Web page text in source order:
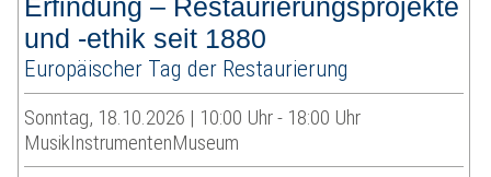
Erfindung – Restaurierungsprojekte
und -ethik seit 1880
Europäischer Tag der Restaurierung
Sonntag, 18.10.2026 | 10:00 Uhr - 18:00 Uhr
MusikInstrumentenMuseum